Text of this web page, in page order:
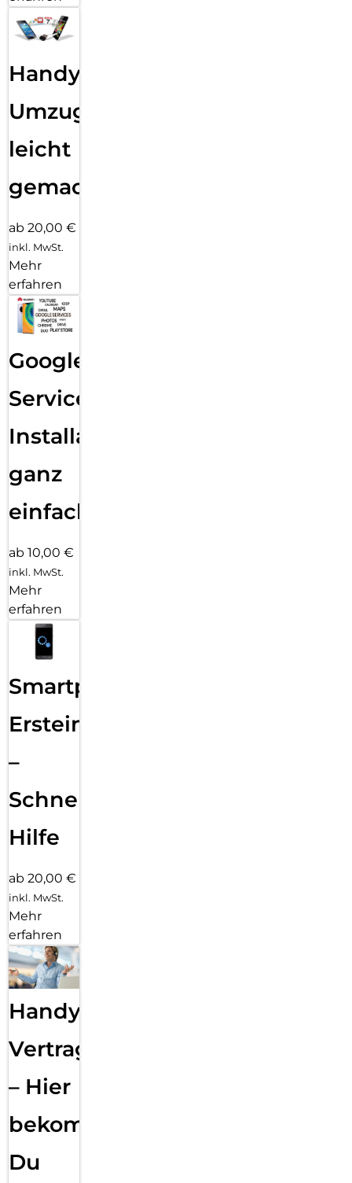
Handy
Umzug
leicht
gemacht!
ab 20,00 €
inkl. MwSt.
Mehr
erfahren
Google
Services
Installation
ganz
einfach
ab 10,00 €
inkl. MwSt.
Mehr
erfahren
Smartphone
Ersteinrichtung
–
Schnelle
Hilfe
ab 20,00 €
inkl. MwSt.
Mehr
erfahren
Handy
Vertragsabwicklung
– Hier
bekommst
Du